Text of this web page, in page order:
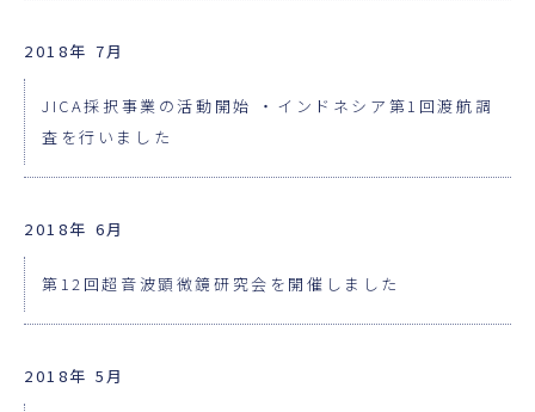
2018年 7月
JICA採択事業の活動開始 ・インドネシア第1回渡航調
査を行いました
2018年 6月
第12回超音波顕微鏡研究会を開催しました
2018年 5月